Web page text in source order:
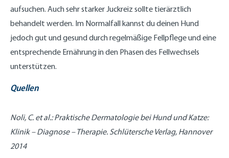
aufsuchen. Auch sehr starker Juckreiz sollte tierärztlich
behandelt werden. Im Normalfall kannst du deinen Hund
jedoch gut und gesund durch regelmäßige Fellpflege und eine
entsprechende Ernährung in den Phasen des Fellwechsels
unterstützen.
Quellen
Noli, C. et al.: Praktische Dermatologie bei Hund und Katze:
Klinik – Diagnose – Therapie. Schlütersche Verlag, Hannover
2014